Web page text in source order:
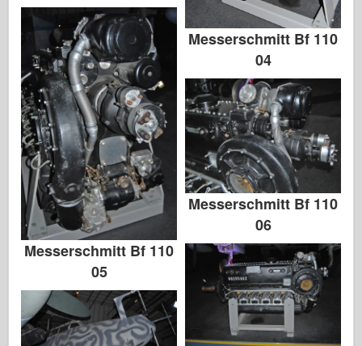
Messerschmitt Bf 110
04
Messerschmitt Bf 110
05
Messerschmitt Bf 110
06